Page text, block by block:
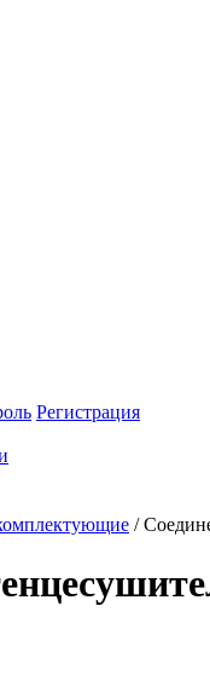
Регистрация
/